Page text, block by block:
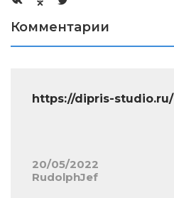
Комментарии
https://dipris-studio.ru/
20/05/2022
RudolphJef